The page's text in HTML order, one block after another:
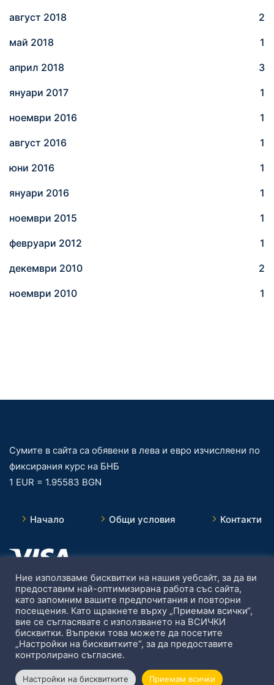
август 2018 2
май 2018 1
април 2018 3
януари 2017 1
ноември 2016 1
август 2016 1
юни 2016 1
януари 2016 1
ноември 2015 1
февруари 2012 1
декември 2010 2
ноември 2010 1
Сумите в сайта са обявени в лева и евро изчисляени по
фиксирания курс на БНБ
1 EUR = 1.95583 BGN
Начало Общи условия Контакти
Ние използваме бисквитки на нашия уебсайт, за да ви
предоставим най-оптимизирана работа със сайта,
като запомним вашите предпочитания и повторни
посещения. Като щракнете върху „Приемам всички“,
вие се съгласявате с използването на ВСИЧКИ
бисквитки. Въпреки това можете да посетите
„Настройки на бисквитките“, за да предоставите
контролирано съгласие.
Настройки на бисквитките Приемам всички